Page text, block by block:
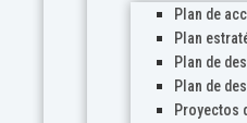
Plan de
Plan
Plan de
Plan de
Proyectos